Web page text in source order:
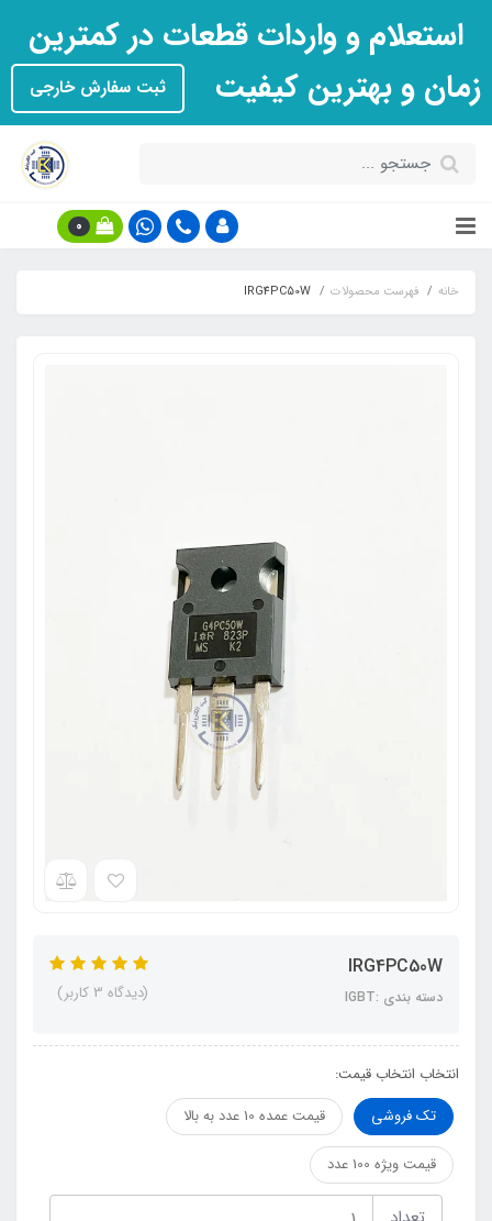
استعلام و واردات قطعات در کمترین
زمان و بهترین کیفیت
ثبت سفارش خارجی
0
خانه فهرست محصولات IRG4PC50W
IRG4PC50W
دسته بندی :IGBT (دیدگاه 3 کاربر)
انتخاب انتخاب قیمت:
تک فروشی
قیمت عمده 10 عدد به بالا
قیمت ویژه 100 عدد